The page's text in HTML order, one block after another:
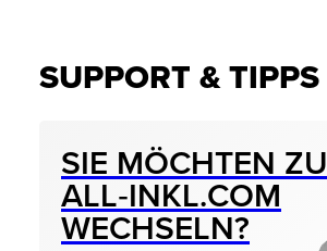
SUPPORT & TIPPS
SIE MÖCHTEN ZU
ALL‑INKL.COM
WECHSELN?